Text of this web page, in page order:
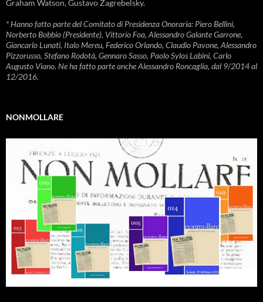
Graham Watson, Gustavo Zagrebelsky.
* Hanno fatto parte del Comitato di Presidenza Onoraria: Piero Bellini,
Norberto Bobbio (Presidente), Vittorio Foa, Alessandro Galante Garrone,
Giancarlo Lunati, Italo Mereu, Federico Orlando, Claudio Pavone, Alessandro
Pizzorusso, Stefano Rodotà, Gennaro Sasso, Paolo Sylos Labini, Carlo
Augusto Viano. Ne ha fatto parte anche Alessandro Roncaglia, dal 9/2014 al
12/2016.
NONMOLLARE